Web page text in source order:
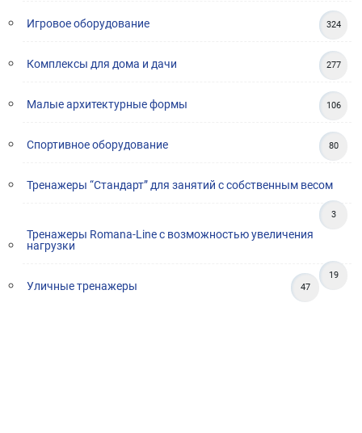
Игровое оборудование 324
Комплексы для дома и дачи 277
Малые архитектурные формы 106
Спортивное оборудование 80
Тренажеры “Стандарт” для занятий с собственным весом
3
Тренажеры Romana-Line с возможностью увеличения
нагрузки
19
Уличные тренажеры 47